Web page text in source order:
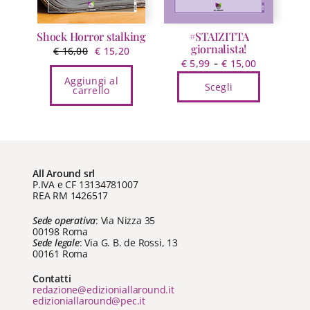
del
prodotto
Shock Horror stalking
€16,00 Il
prezzo
originale
era:
€ 15,20Il
prezzo
Aggiungi al
carrello
#STAIZITTA
giornalista!
€ 5,99 - € 15,00Fascia
Scegli
All Around srl
P.IVA e CF 13134781007
REA RM 1426517
Sede operativa: Via Nizza 35
00198 Roma
Sede legale: Via G. B. de Rossi, 13
00161 Roma
Contatti
redazione@edizioniallaround.it
edizioniallaround@pec.it